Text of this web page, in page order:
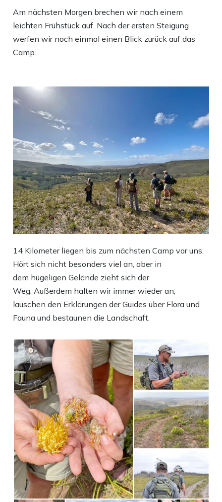
Am nächsten Morgen brechen wir nach einem
leichten Frühstück auf. Nach der ersten Steigung
werfen wir noch einmal einen Blick zurück auf das
Camp.
14 Kilometer liegen bis zum nächsten Camp vor uns.
Hört sich nicht besonders viel an, aber in
dem hügeligen Gelände zieht sich der
Weg. Außerdem halten wir immer wieder an,
lauschen den Erklärungen der Guides über Flora und
Fauna und bestaunen die Landschaft.